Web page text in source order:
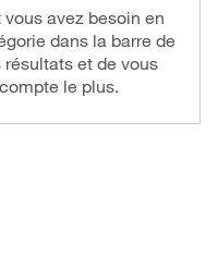
avez besoin en
dans la barre de
résultats et de vous
le plus.